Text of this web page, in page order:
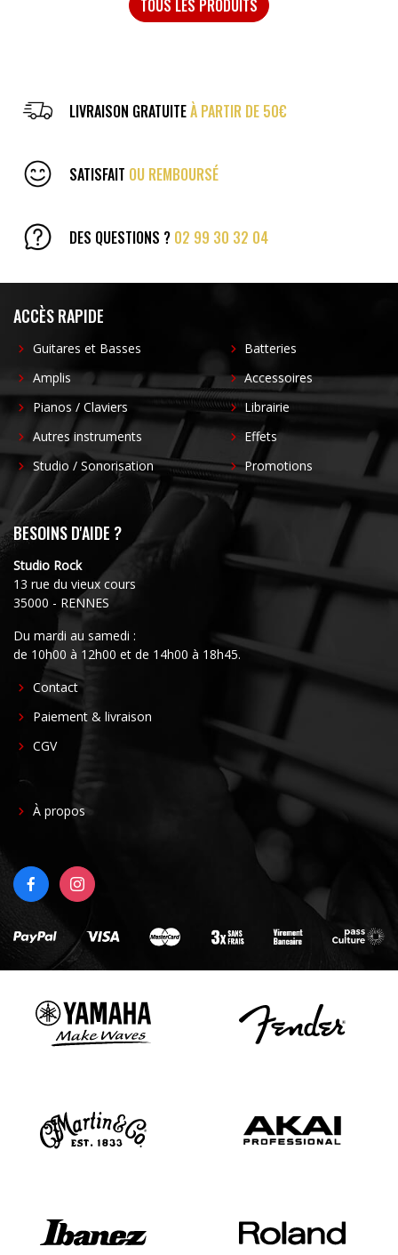
TOUS LES PRODUITS
LIVRAISON GRATUITEÀ PARTIR DE 50€
SATISFAIT OU REMBOURSÉ
DES QUESTIONS ? 02 99 30 32 04
ACCÈS RAPIDE
Guitares et Basses
Amplis
Pianos / Claviers
Autres instruments
Studio / Sonorisation
Batteries
Accessoires
Librairie
Effets
Promotions
BESOINS D'AIDE ?
Studio Rock
13 rue du vieux cours
35000 - RENNES
Du mardi au samedi :
de 10h00 à 12h00 et de 14h00 à 18h45.
FOOTER
CENTER
Contact
Paiement & livraison
CGV
FOOTER
À propos
FACEBOOKINSTAGRAM